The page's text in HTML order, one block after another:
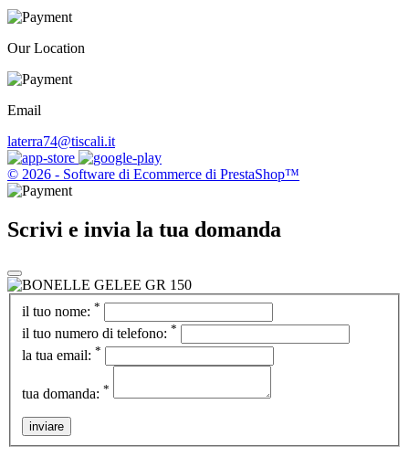
Our Location
Email
laterra74@tiscali.it
© 2026 - Software di Ecommerce di PrestaShop™
Scrivi e invia la tua domanda
il tuo nome: *
il tuo numero di telefono: *
la tua email: *
tua domanda: *
inviare